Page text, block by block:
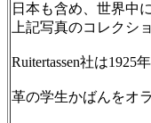
日本も含め、世界中
上記写真のコレクシ
Ruitertassen社は
革の学生かばんをオ